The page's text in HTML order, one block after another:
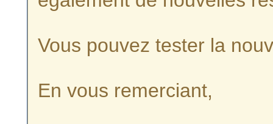
Vous pouvez tester la
En vous remerciant,